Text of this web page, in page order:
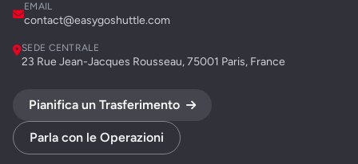
EMAIL
contact@easygoshuttle.com
SEDE CENTRALE
23 Rue Jean-Jacques Rousseau, 75001 Paris, France
Pianifica un Trasferimento
Parla con le Operazioni